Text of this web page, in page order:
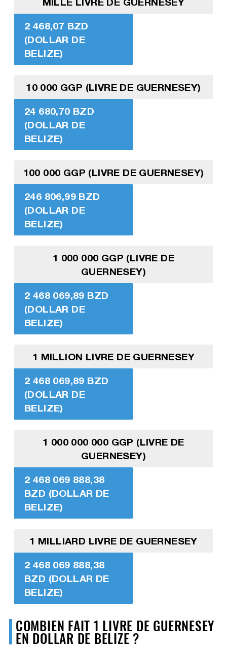
2 468,07 BZD
(DOLLAR DE
BELIZE)
10 000 GGP (LIVRE DE GUERNESEY)
24 680,70 BZD
(DOLLAR DE
BELIZE)
100 000 GGP (LIVRE DE GUERNESEY)
246 806,99 BZD
(DOLLAR DE
BELIZE)
1 000 000 GGP (LIVRE DE
GUERNESEY)
2 468 069,89 BZD
(DOLLAR DE
BELIZE)
1 MILLION LIVRE DE GUERNESEY
2 468 069,89 BZD
(DOLLAR DE
BELIZE)
1 000 000 000 GGP (LIVRE DE
GUERNESEY)
2 468 069 888,38
BZD (DOLLAR DE
BELIZE)
1 MILLIARD LIVRE DE GUERNESEY
2 468 069 888,38
BZD (DOLLAR DE
BELIZE)
COMBIEN FAIT 1 LIVRE DE GUERNESEY
EN DOLLAR DE BELIZE ?